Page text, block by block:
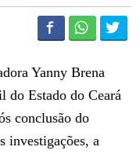
Yanny Brena
do Estado do Ceará
conclusão do
investigações, a